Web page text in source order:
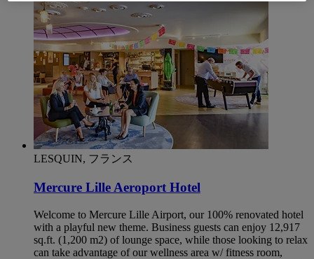
LESQUIN, フランス
Mercure Lille Aeroport Hotel
Welcome to Mercure Lille Airport, our 100% renovated hotel
with a playful new theme. Business guests can enjoy 12,917
sq.ft. (1,200 m2) of lounge space, while those looking to relax
can take advantage of our wellness area w/ fitness room,